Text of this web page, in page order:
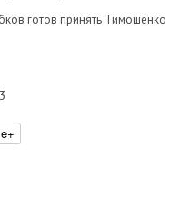
готов принять Тимошенко